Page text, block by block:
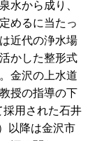
水から成り、
めるに当たっ
近代の浄水場
かした整形式
金沢の上水道
授の指導の下
用された石井
以降は金沢市